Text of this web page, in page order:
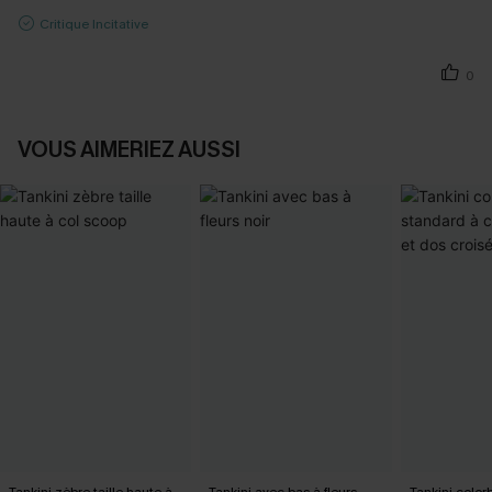
Critique Incitative
0
VOUS AIMERIEZ AUSSI